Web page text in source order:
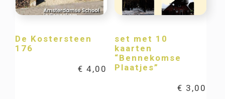
De Kostersteen
176
€ 4,00
set met 10
kaarten
“Bennekomse
Plaatjes”
€ 3,00